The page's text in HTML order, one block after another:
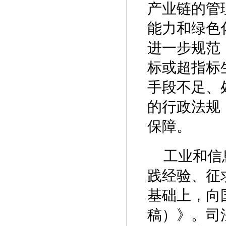
产业链的管
能力和绿色
进一步规范
标或超指标
手段不足、
的行政法规
保障。
工业和
践经验、征
基础上，向
稿）》。司